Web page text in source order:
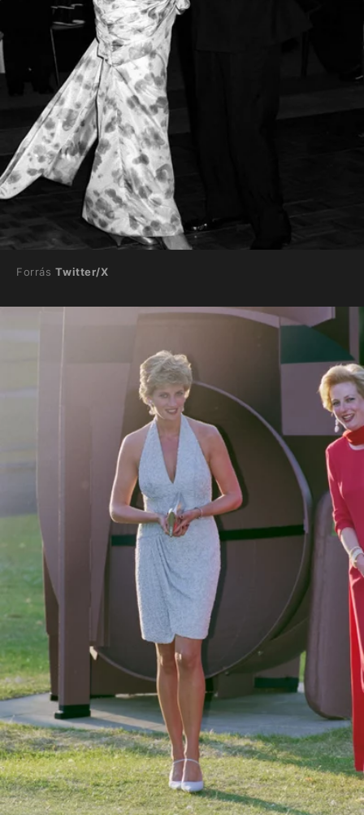
Forrás Twitter/X